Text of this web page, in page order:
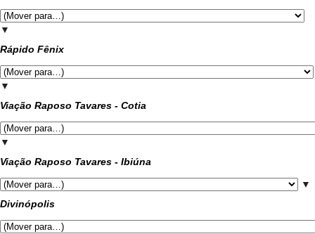
▼
Rápido Fênix
▼
Viação Raposo Tavares - Cotia
▼
Viação Raposo Tavares - Ibiúna
▼
Divinópolis